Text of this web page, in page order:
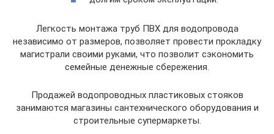
Легкость монтажа труб ПВХ для водопровода
независимо от размеров, позволяет провести прокладку
магистрали своими руками, что позволит сэкономить
семейные денежные сбережения.
Продажей водопроводных пластиковых стояков
занимаются магазины сантехнического оборудования и
строительные супермаркеты.